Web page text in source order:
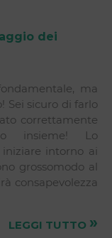
dei
ma
Sei sicuro di farlo
correttamente
insieme! Lo
intorno ai
grossomodo al
consapevolezza
LEGGI TUTTO »